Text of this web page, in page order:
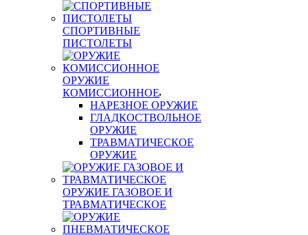
СПОРТИВНЫЕ
ПИСТОЛЕТЫ
ОРУЖИЕ
КОМИССИОННОЕ
НАРЕЗНОЕ ОРУЖИЕ
ГЛАДКОСТВОЛЬНОЕ
ОРУЖИЕ
ТРАВМАТИЧЕСКОЕ
ОРУЖИЕ
ОРУЖИЕ ГАЗОВОЕ И
ТРАВМАТИЧЕСКОЕ